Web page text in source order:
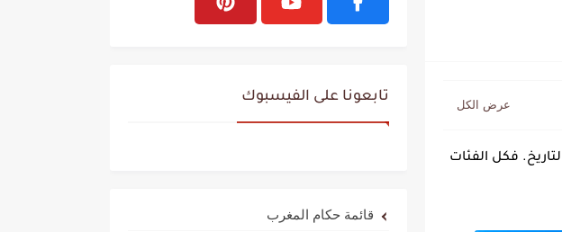
فكل الفئات
تابعونا على الفيسبوك
قائمة حكام المغرب